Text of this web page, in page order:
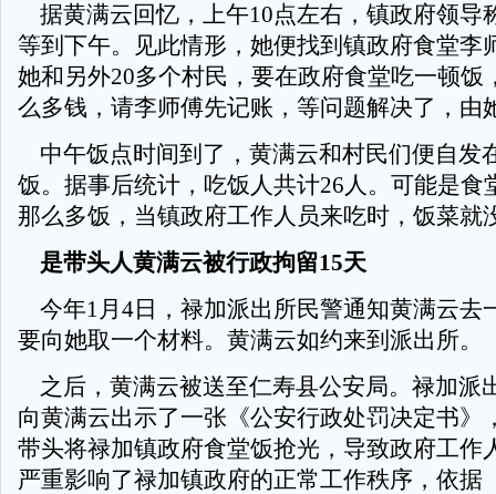
据黄满云回忆，上午10点左右，镇政府领导
等到下午。见此情形，她便找到镇政府食堂李
她和另外20多个村民，要在政府食堂吃一顿饭
么多钱，请李师傅先记账，等问题解决了，由
中午饭点时间到了，黄满云和村民们便自发
饭。据事后统计，吃饭人共计26人。可能是食
那么多饭，当镇政府工作人员来吃时，饭菜就
是带头人黄满云被行政拘留15天
今年1月4日，禄加派出所民警通知黄满云去
要向她取一个材料。黄满云如约来到派出所。
之后，黄满云被送至仁寿县公安局。禄加派
向黄满云出示了一张《公安行政处罚决定书》
带头将禄加镇政府食堂饭抢光，导致政府工作
严重影响了禄加镇政府的正常工作秩序，依据